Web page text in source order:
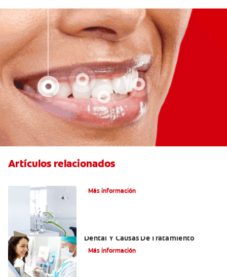
Artículos relacionados
Más información
Dental Y Causas De Tratamiento
Más información